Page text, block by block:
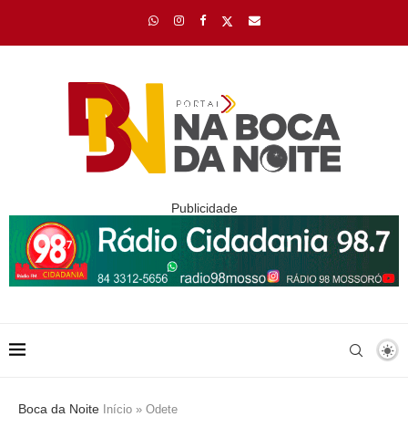
Publicidade
Boca da Noite Início » Odete